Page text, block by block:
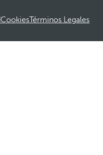
CookiesTérminos Legales